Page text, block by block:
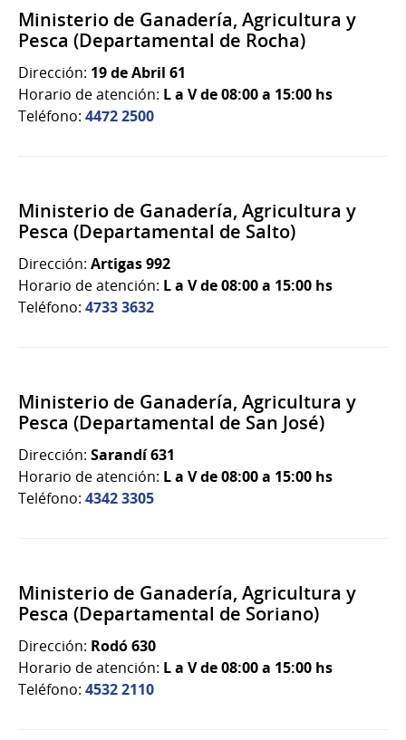
Ministerio de Ganadería, Agricultura y
Pesca (Departamental de Rocha)
Dirección: 19 de Abril 61
Horario de atención: L a V de 08:00 a 15:00 hs
Teléfono: 4472 2500
Ministerio de Ganadería, Agricultura y
Pesca (Departamental de Salto)
Dirección: Artigas 992
Horario de atención: L a V de 08:00 a 15:00 hs
Teléfono: 4733 3632
Ministerio de Ganadería, Agricultura y
Pesca (Departamental de San José)
Dirección: Sarandí 631
Horario de atención: L a V de 08:00 a 15:00 hs
Teléfono: 4342 3305
Ministerio de Ganadería, Agricultura y
Pesca (Departamental de Soriano)
Dirección: Rodó 630
Horario de atención: L a V de 08:00 a 15:00 hs
Teléfono: 4532 2110